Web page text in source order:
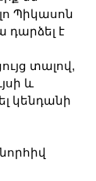
Պիկասոն
դարձել է
տալով,
և
կենդանի